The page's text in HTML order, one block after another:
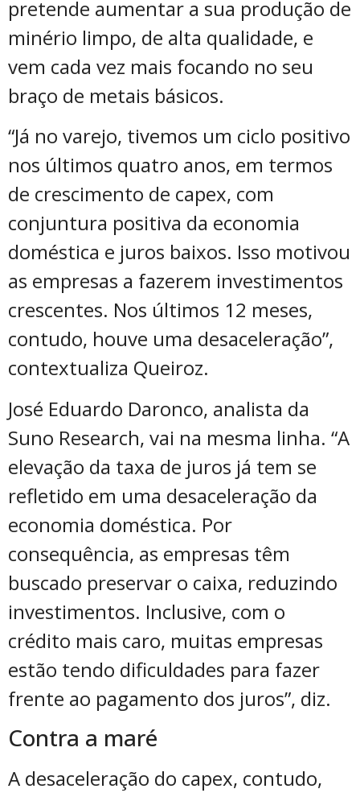
pretende aumentar a sua produção de
minério limpo, de alta qualidade, e
vem cada vez mais focando no seu
braço de metais básicos.
“Já no varejo, tivemos um ciclo positivo
nos últimos quatro anos, em termos
de crescimento de capex, com
conjuntura positiva da economia
doméstica e juros baixos. Isso motivou
as empresas a fazerem investimentos
crescentes. Nos últimos 12 meses,
contudo, houve uma desaceleração”,
contextualiza Queiroz.
José Eduardo Daronco, analista da
Suno Research, vai na mesma linha. “A
elevação da taxa de juros já tem se
refletido em uma desaceleração da
economia doméstica. Por
consequência, as empresas têm
buscado preservar o caixa, reduzindo
investimentos. Inclusive, com o
crédito mais caro, muitas empresas
estão tendo dificuldades para fazer
frente ao pagamento dos juros”, diz.
Contra a maré
A desaceleração do capex, contudo,